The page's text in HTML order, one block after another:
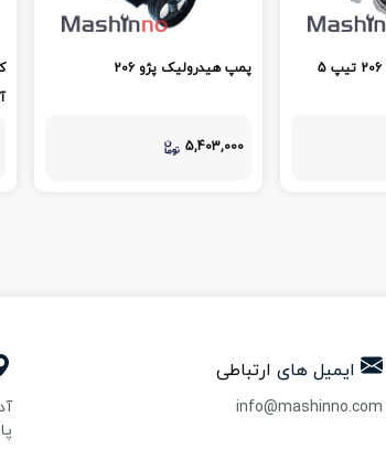
پمپ هیدرولیک پژو 206
5,403,000
ایمیل های ارتباطی
info@mashinno.com